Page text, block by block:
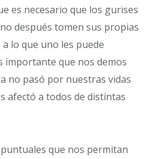
es necesario que los gurises
después tomen sus propias
lo que uno les puede
importante que nos demos
no pasó por nuestras vidas
afectó a todos de distintas
puntuales que nos permitan